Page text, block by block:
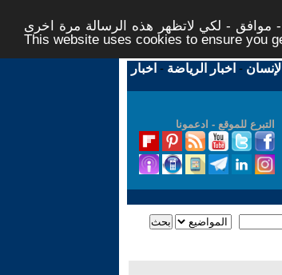
موافق - لكي لاتظهر هذه الرسالة مرة اخرى -
This website uses cookies to ensure you
- اخبار الرياضة - اخبار
التبرع للموقع - ادعمونا